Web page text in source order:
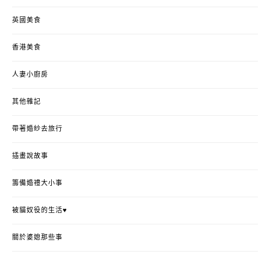
英國美食
香港美食
人妻小廚房
其他雜記
帶著婚紗去旅行
插畫說故事
籌備婚禮大小事
被貓奴役的生活♥
關於婆媳那些事